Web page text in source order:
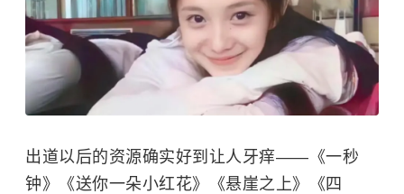
出道以后的资源确实好到让人牙痒——《一秒
钟》《送你一朵小红花》《悬崖之上》《四